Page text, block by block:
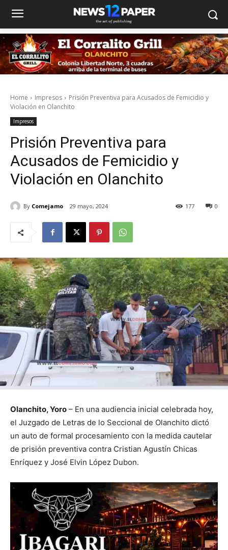
Home Impresos
Prisión Preventiva para Acusados de Femicidio y
Violación en Olanchito
Impresos
Prisión Preventiva para
Acusados de Femicidio y
Violación en Olanchito
By Comejamo 29 mayo, 2024 0
177
Olanchito, Yoro – En una audiencia inicial celebrada hoy,
el Juzgado de Letras de lo Seccional de Olanchito dictó
un auto de formal procesamiento con la medida cautelar
de prisión preventiva contra Cristian Agustín Chicas
Enríquez y José Elvin López Dubon.